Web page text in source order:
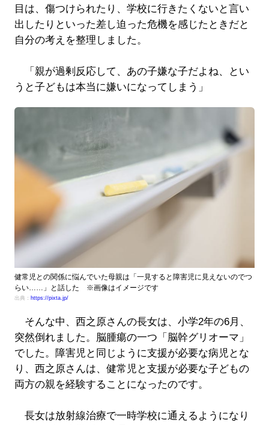
目は、傷つけられたり、学校に行きたくないと言い
出したりといった差し迫った危機を感じたときだと
自分の考えを整理しました。
「親が過剰反応して、あの子嫌な子だよね、とい
うと子どもは本当に嫌いになってしまう」
健常児との関係に悩んでいた母親は「一見すると障害児に見えないのでつ
らい……」と話した ※画像はイメージです
出典： https://pixta.jp/
そんな中、西之原さんの長女は、小学2年の6月、
突然倒れました。脳腫瘍の一つ「脳幹グリオーマ」
でした。障害児と同じように支援が必要な病児とな
り、西之原さんは、健常児と支援が必要な子どもの
両方の親を経験することになったのです。
長女は放射線治療で一時学校に通えるようになり